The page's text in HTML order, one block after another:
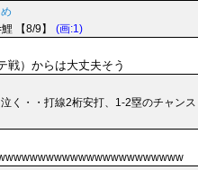
【8/9】
(画:1)
）からは大丈夫そう
く・・打線2桁安打、1-2塁のチャンス